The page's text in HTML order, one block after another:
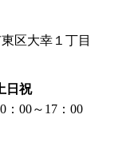
区大幸１丁目
日祝
：00～17：00